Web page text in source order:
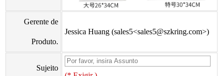
Gerente de
Produto.
Jessica Huang (sales5<sales5@szkring.com>)
Sujeito